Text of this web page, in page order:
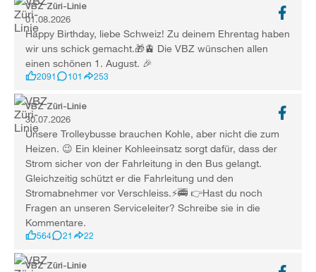
VBZ Züri-Linie
01.08.2026
Happy Birthday, liebe Schweiz! Zu deinem Ehrentag haben
wir uns schick gemacht.🎁🚊 Die VBZ wünschen allen
einen schönen 1. August. 🎉
2091 101 253
VBZ Züri-Linie
30.07.2026
Unsere Trolleybusse brauchen Kohle, aber nicht die zum
Heizen. 😉 Ein kleiner Kohleeinsatz sorgt dafür, dass der
Strom sicher von der Fahrleitung in den Bus gelangt.
Gleichzeitig schützt er die Fahrleitung und den
Stromabnehmer vor Verschleiss.⚡️🚎 👉Hast du noch
Fragen an unseren Serviceleiter? Schreibe sie in die
Kommentare.
564 21 22
VBZ Züri-Linie